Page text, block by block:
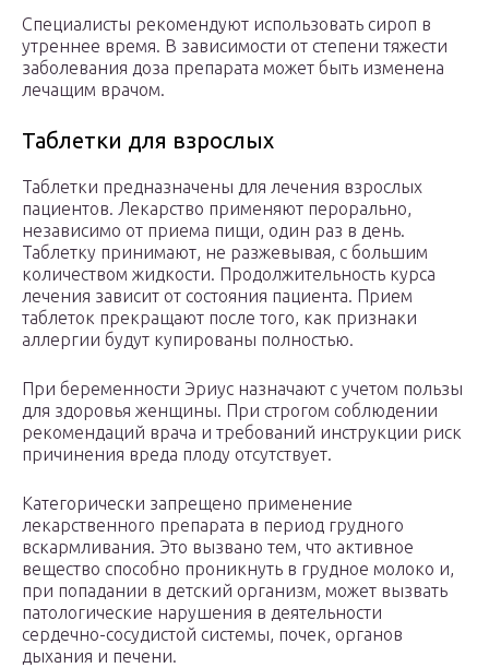
Специалисты рекомендуют использовать сироп в
утреннее время. В зависимости от степени тяжести
заболевания доза препарата может быть изменена
лечащим врачом.
Таблетки для взрослых
Таблетки предназначены для лечения взрослых
пациентов. Лекарство применяют перорально,
независимо от приема пищи, один раз в день.
Таблетку принимают, не разжевывая, с большим
количеством жидкости. Продолжительность курса
лечения зависит от состояния пациента. Прием
таблеток прекращают после того, как признаки
аллергии будут купированы полностью.
При беременности Эриус назначают с учетом пользы
для здоровья женщины. При строгом соблюдении
рекомендаций врача и требований инструкции риск
причинения вреда плоду отсутствует.
Категорически запрещено применение
лекарственного препарата в период грудного
вскармливания. Это вызвано тем, что активное
вещество способно проникнуть в грудное молоко и,
при попадании в детский организм, может вызвать
патологические нарушения в деятельности
сердечно-сосудистой системы, почек, органов
дыхания и печени.